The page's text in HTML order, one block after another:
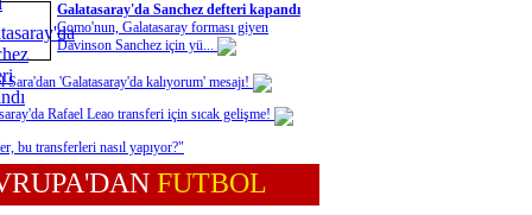
Galatasaray'da Sanchez defteri kapandı
Como'nun, Galatasaray forması giyen
Davinson Sanchez için yü...
Sara'dan 'Galatasaray'da kalıyorum' mesajı!
Rafael Leao transferi için sıcak gelişme!
bu transferleri nasıl yapıyor?"
FUTBOL